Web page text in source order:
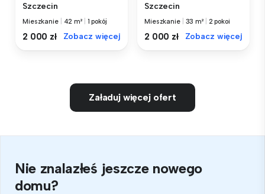
Szczecin
Mieszkanie 42 m² 1 pokój
2 000 zł Zobacz więcej
Szczecin
Mieszkanie 33 m² 2 pokoi
2 000 zł Zobacz więcej
Załaduj więcej ofert
Nie znalazłeś jeszcze nowego
domu?